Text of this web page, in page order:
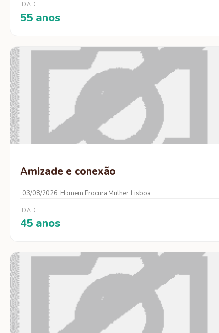
IDADE
55 anos
Amizade e conexão
03/08/2026 Homem Procura Mulher Lisboa
IDADE
45 anos